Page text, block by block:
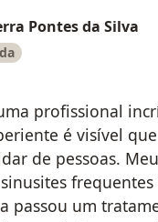
Pontes da Silva
profissional
é visível
de pessoas.
frequentes
passou um